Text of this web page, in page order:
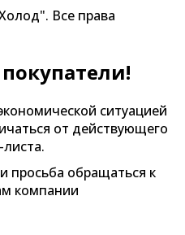
Все права
ситуацией
от действующего
просьба обращаться к
компании